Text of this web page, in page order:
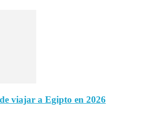
viajar a Egipto en 2026